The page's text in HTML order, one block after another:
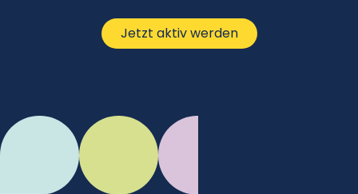
Jetzt aktiv werden